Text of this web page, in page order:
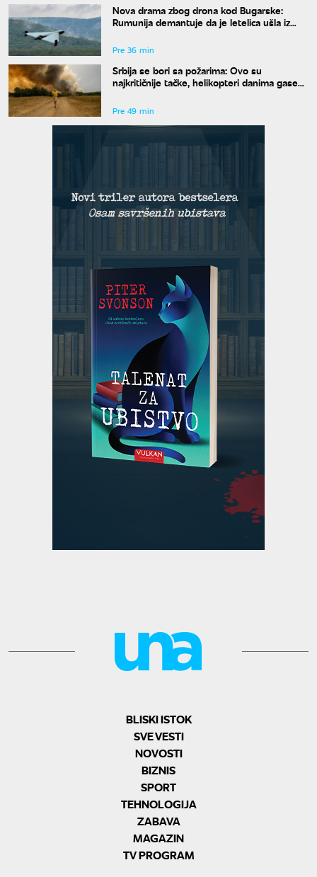
Nova drama zbog drona kod Bugarske:
Rumunija demantuje da je letelica ušla iz
Pre 36 min
Srbija se bori sa požarima: Ovo su
najkritičnije tačke, helikopteri danima gase
Pre 49 min
BLISKI ISTOK
SVE VESTI
NOVOSTI
BIZNIS
SPORT
TEHNOLOGIJA
ZABAVA
MAGAZIN
TV PROGRAM